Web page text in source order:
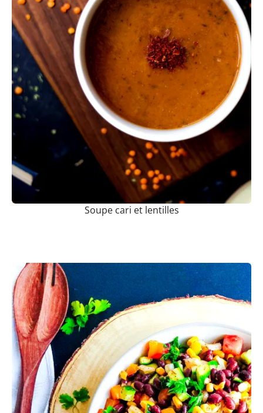
Soupe cari et lentilles